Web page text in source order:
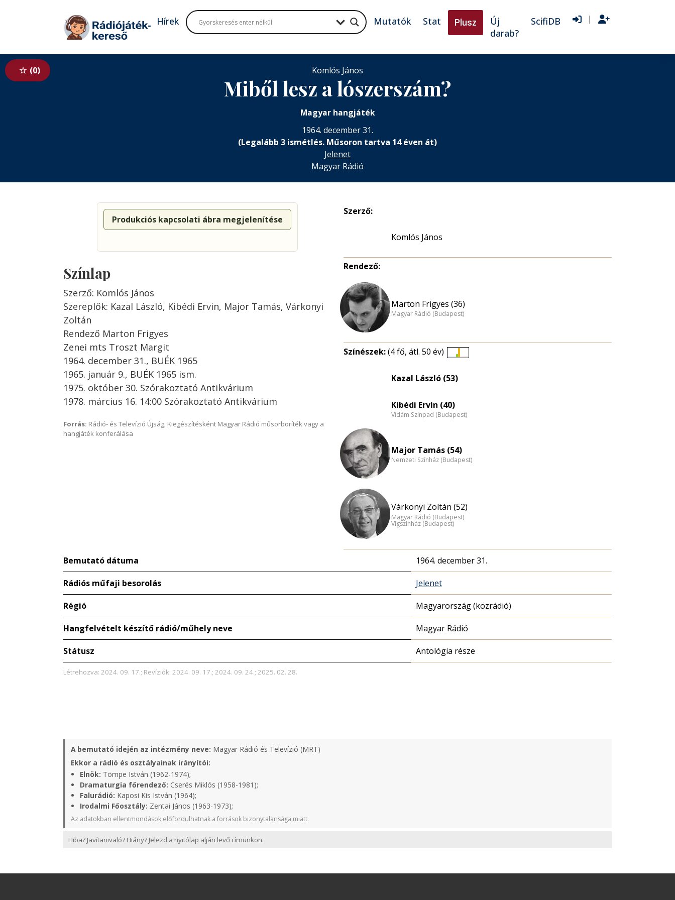
Tovább a tartalomhoz
Hírek Mutatók Stat Plusz
Új
darab?
ScifiDB |
0 Komlós János
Miből lesz a lószerszám?
Magyar hangjáték
1964. december 31.
(Legalább 3 ismétlés. Műsoron tartva 14 éven át)
Jelenet
Magyar Rádió
Produkciós kapcsolati ábra megjelenítése
Színlap
Szerző: Komlós János
Szereplők: Kazal László, Kibédi Ervin, Major Tamás, Várkonyi
Zoltán
Rendező Marton Frigyes
Zenei mts Troszt Margit
1964. december 31., BUÉK 1965
1965. január 9., BUÉK 1965 ism.
1975. október 30. Szórakoztató Antikvárium
1978. március 16. 14:00 Szórakoztató Antikvárium
Forrás: Rádió- és Televízió Újság; Kiegészítésként Magyar Rádió műsorboríték vagy a
hangjáték konferálása
Szerző:
Komlós János
Rendező:
Marton Frigyes (36)
Magyar Rádió (Budapest)
Színészek:(4 fő, átl. 50 év)
eloszlás
Kazal László (53)
Kibédi Ervin (40)
Vidám Színpad (Budapest)
Major Tamás (54)
Nemzeti Színház (Budapest)
Várkonyi Zoltán (52)
Magyar Rádió (Budapest)
Vígszínház (Budapest)
Bemutató dátuma 1964. december 31.
Rádiós műfaji besorolás Jelenet
Régió Magyarország (közrádió)
Hangfelvételt készítő rádió/műhely neve Magyar Rádió
Státusz Antológia része
Létrehozva: 2024. 09. 17.; Revíziók: 2024. 09. 17.; 2024. 09. 24.; 2025. 02. 28.
A bemutató idején az intézmény neve: Magyar Rádió és Televízió (MRT)
Ekkor a rádió és osztályainak irányítói:
Elnök: Tömpe István (1962-1974);
Dramaturgia főrendező: Cserés Miklós (1958-1981);
Falurádió: Kaposi Kis István (1964);
Irodalmi Főosztály: Zentai János (1963-1973);
Az adatokban ellentmondások előfordulhatnak a források bizonytalansága miatt.
Hiba? Javítanivaló? Hiány? Jelezd a nyitólap alján levő címünkön.